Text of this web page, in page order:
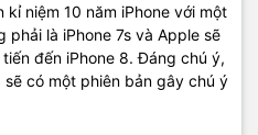
niệm 10 năm iPhone với một
phải là iPhone 7s và Apple sẽ
đến iPhone 8. Đáng chú ý,
sẽ có một phiên bản gây chú ý